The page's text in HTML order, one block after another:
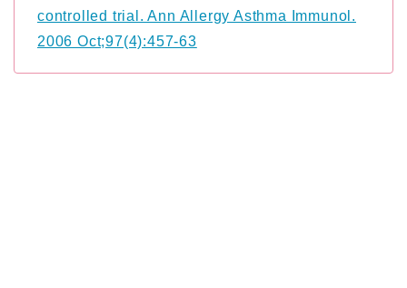
controlled trial. Ann Allergy Asthma Immunol.
2006 Oct;97(4):457-63